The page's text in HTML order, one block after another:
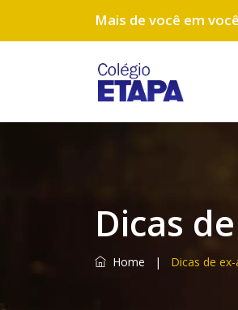
Mais de você em
Dicas
Home | Dicas de